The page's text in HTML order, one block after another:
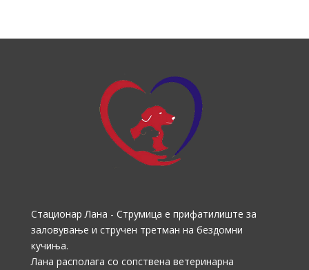
Стационар Лана - Струмица е прифатилиште за
заловување и стручен третман на бездомни
кучиња.
Лана располага со сопствена ветеринарна